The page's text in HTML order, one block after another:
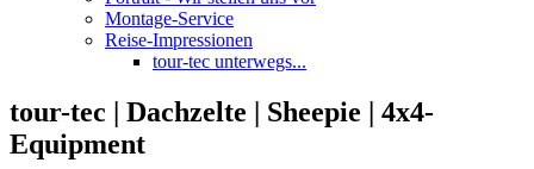
Montage-Service
Reise-Impressionen
tour-tec unterwegs...
tour-tec | Dachzelte | Sheepie | 4x4-
Equipment